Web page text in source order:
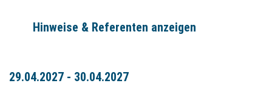
Hinweise & Referenten anzeigen
29.04.2027 - 30.04.2027